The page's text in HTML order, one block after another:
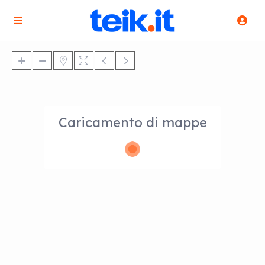
Caricamento di mappe